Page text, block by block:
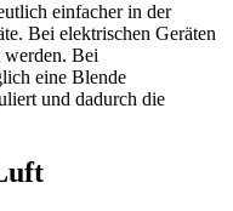
einfacher in der
Bei elektrischen Geräten
werden. Bei
eine Blende
und dadurch die